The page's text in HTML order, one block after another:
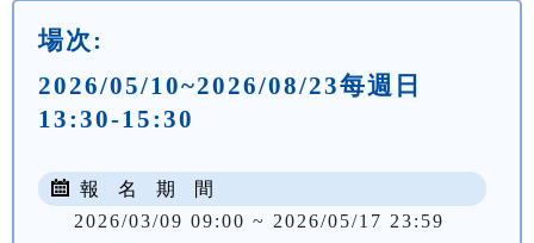
場次:
2026/05/10~2026/08/23每週日
13:30-15:30
報 名 期 間
2026/03/09 09:00 ~ 2026/05/17 23:59